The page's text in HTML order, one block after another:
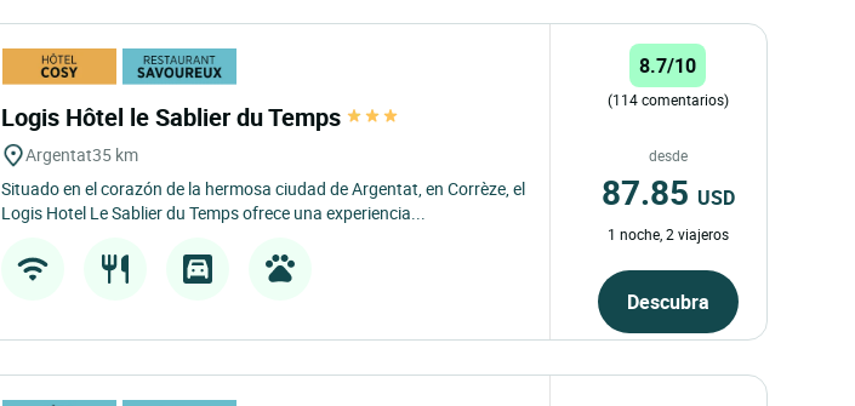
Logis Hôtel le Sablier du Temps
Argentat35 km
Situado en el corazón de la hermosa ciudad de Argentat, en Corrèze, el
Logis Hotel Le Sablier du Temps ofrece una experiencia...
8.7/10
(114 comentarios)
desde
87.85 USD
1 noche, 2 viajeros
Descubra